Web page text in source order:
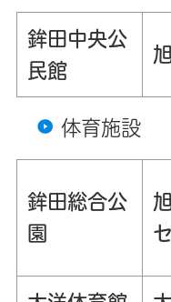
鉾田中央公
民館
体育施設
鉾田総合公
園